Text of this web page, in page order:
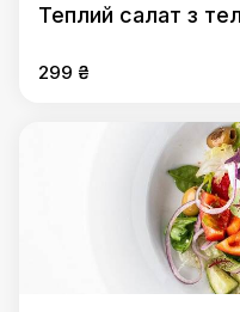
Теплий салат з
299 ₴